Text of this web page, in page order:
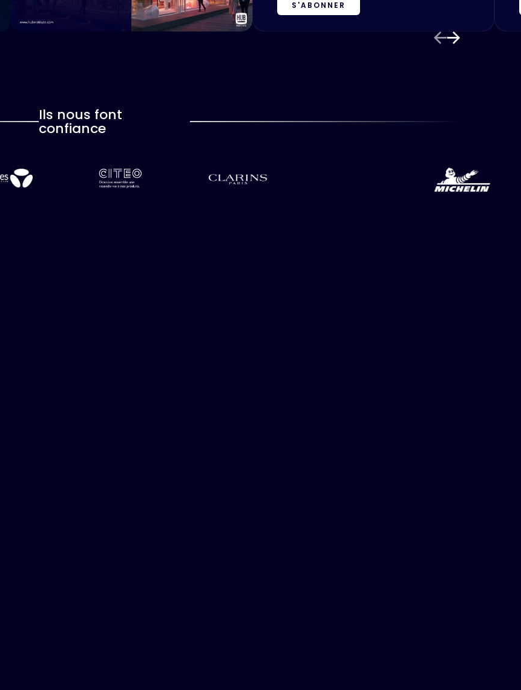
S'ABONNER
Ils nous font
confiance